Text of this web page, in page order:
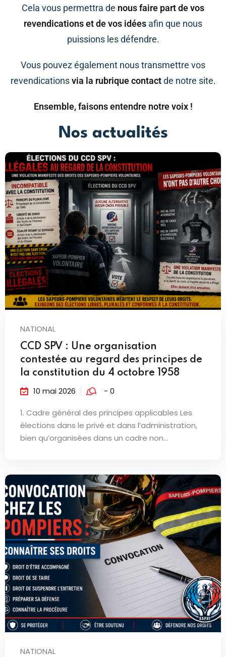
Cela vous permettra de nous faire part de vos
revendications et de vos idées afin que nous
puissions les défendre.
Vous pouvez également nous transmettre vos
revendicationsvia la rubrique contactde notre site.
Ensemble, faisons entendre notre voix !
Nos actualités
NATIONAL
CCD SPV : Une organisation
contestée au regard des principes de
la constitution du 4 octobre 1958
10 mai 2026 - 0
1. Cadre général des principes applicables Les
élections dans le privé et dans l’administration,
bien qu’organisées dans un cadre non...
NATIONAL